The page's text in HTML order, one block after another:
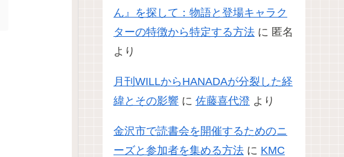
ん』を探して：物語と登場キャラク
ターの特徴から特定する方法 に 匿名
より
月刊WILLからHANADAが分裂した経
緯とその影響 に 佐藤喜代澄 より
金沢市で読書会を開催するためのニ
ーズと参加者を集める方法 に KMC